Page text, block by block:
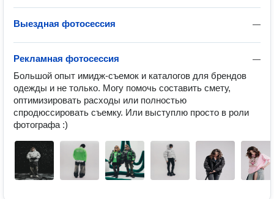
—
Выездная фотосессия
—
Рекламная фотосессия
Большой опыт имидж-съемок и каталогов для брендов
одежды и не только. Могу помочь составить смету,
оптимизировать расходы или полностью
спродюссировать съемку. Или выступлю просто в роли
фотографа :)